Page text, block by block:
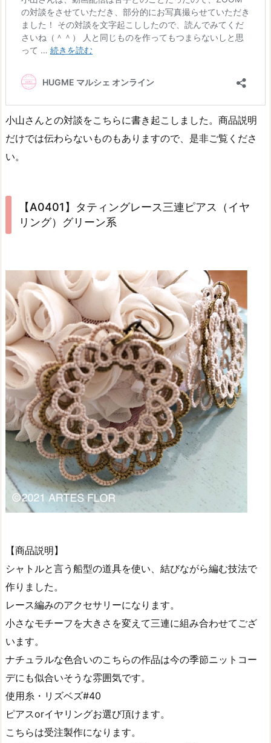
小山さんとの対談をこちらに書き起こしました。商品説明
だけでは伝わらないものもありますので、是非ご覧くださ
い。
【A0401】タティングレース三連ピアス（イヤ
リング）グリーン系
【商品説明】
シャトルと言う船型の道具を使い、結びながら編む技法で
作りました。
レース編みのアクセサリーになります。
小さなモチーフを大きさを変えて三連に組み合わせてござ
います。
ナチュラルな色合いのこちらの作品は今の季節ニットコー
デにも似合いそうな雰囲気です。
使用糸・リズベズ#40
ピアスorイヤリングお選び頂けます。
こちらは受注製作になります。